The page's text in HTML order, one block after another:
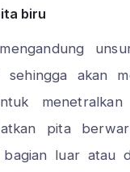
biru
sehingga akan
pita
luar atau